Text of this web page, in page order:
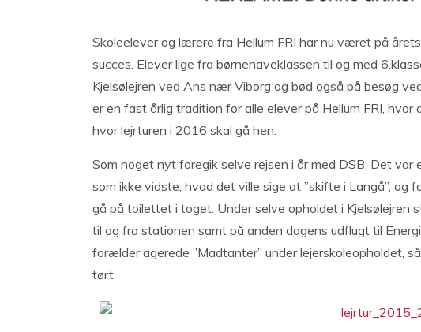
Skoleelever og lærere fra Hellum FRI har nu været på
succes. Elever lige fra børnehaveklassen til og med
Kjelsølejren ved Ans nær Viborg og bød også på besøg
er en fast årlig tradition for alle elever på Hellum FRI, hvor
hvor lejrturen i 2016 skal gå hen.
Som noget nyt foregik selve rejsen i år med DSB. Det
som ikke vidste, hvad det ville sige at ”skifte i Langå”, og
gå på toilettet i toget. Under selve opholdet i Kjelsølejren
til og fra stationen samt på anden dagens udflugt til
forælder agerede ”Madtanter” under lejerskoleopholdet,
tørt.